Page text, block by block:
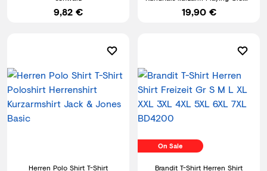
9,82 €
schwarz VD-1443 Neu
19,90 €
Herren Polo Shirt T-Shirt
On Sale
Brandit T-Shirt Herren Shirt